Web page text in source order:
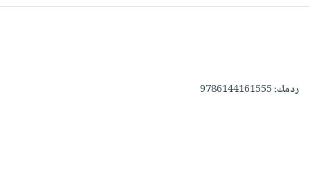
ردمك:9786144161555